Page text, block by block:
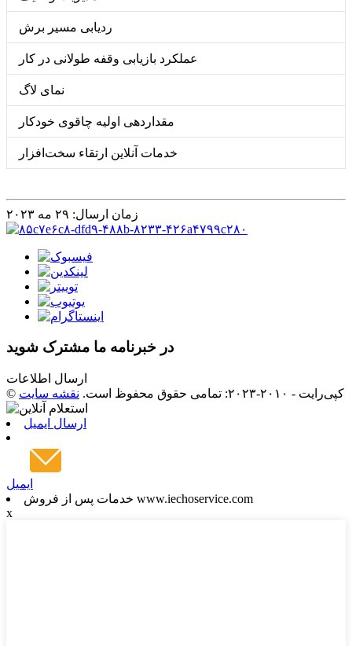
ردیابی مسیر برش
عملکرد بازیابی وقفه طولانی در کار
نمای لاگ
مقداردهی اولیه چاقوی خودکار
خدمات آنلاین ارتقاء سخت‌افزار
زمان ارسال: ۲۹ مه ۲۰۲۳
در خبرنامه ما مشترک شوید
ارسال اطلاعات
© کپی‌رایت - ۲۰۱۰-۲۰۲۳: تمامی حقوق محفوظ است.
نقشه سایت
ارسال ایمیل
ایمیل
خدمات پس از فروش www.iechoservice.com
x